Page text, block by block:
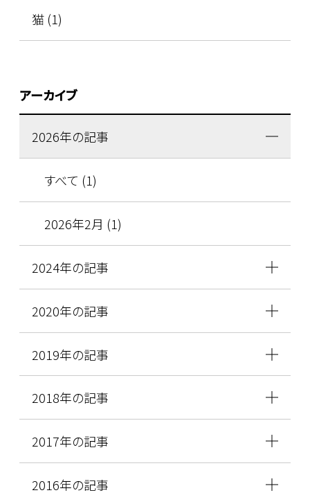
猫 (1)
アーカイブ
2026年の記事
すべて (1)
2026年2月 (1)
2024年の記事
2020年の記事
2019年の記事
2018年の記事
2017年の記事
2016年の記事